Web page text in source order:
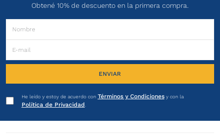
Obtené 10% de descuento en la primera compra.
ENVIAR
He leído y estoy de acuerdo con Términos y Condicionesy con la
Política de Privacidad